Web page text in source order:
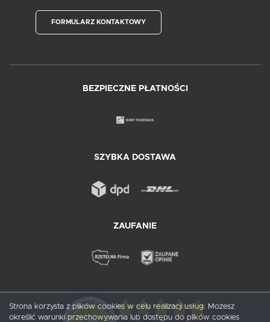
FORMULARZ KONTAKTOWY
BEZPIECZNE PŁATNOŚCI
SZYBKA DOSTAWA
ZAUFANIE
Strona korzysta z plików cookies w celu realizacji usług. Możesz
określić warunki przechowywania lub dostępu do plików cookies